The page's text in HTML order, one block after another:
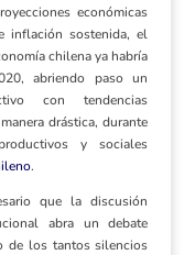
económicas
inflación sostenida, el
chilena ya habría
abriendo paso un
con tendencias
drástica, durante
y sociales
.
que la discusión
abra un debate
de los tantos silencios